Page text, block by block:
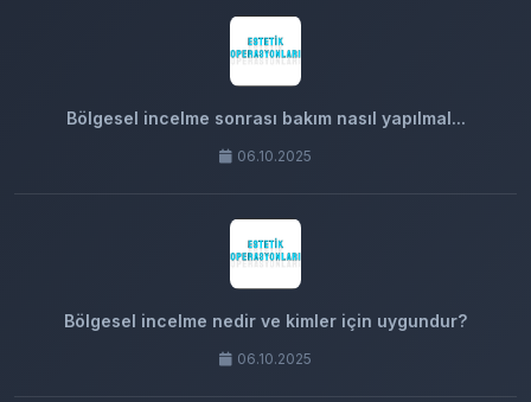
Bölgesel incelme sonrası bakım nasıl yapılmal...
06.10.2025
Bölgesel incelme nedir ve kimler için uygundur?
06.10.2025